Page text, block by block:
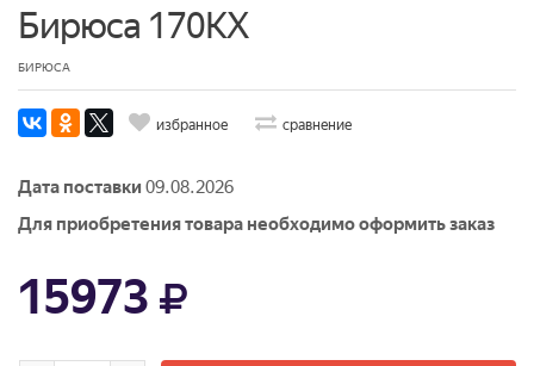
Бирюса 170KX
БИРЮСА
избранное сравнение
Дата поставки 09.08.2026
Для приобретения товара необходимо оформить заказ
15973